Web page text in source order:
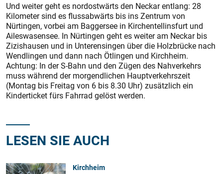
Und weiter geht es nordostwärts den Neckar entlang: 28
Kilometer sind es flussabwärts bis ins Zentrum von
Nürtingen, vorbei am Baggersee in Kirchentellinsfurt und
Aileswasensee. In Nürtingen geht es weiter am Neckar bis
Zizishausen und in Unterensingen über die Holzbrücke nach
Wendlingen und dann nach Ötlingen und Kirchheim.
Achtung: In der S-Bahn und den Zügen des Nahverkehrs
muss während der morgendlichen Hauptverkehrszeit
(Montag bis Freitag von 6 bis 8.30 Uhr) zusätzlich ein
Kinderticket fürs Fahrrad gelöst werden.
LESEN SIE AUCH
Kirchheim